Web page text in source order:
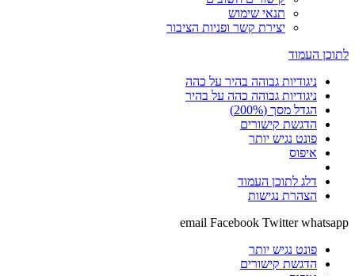
תנאי שימוש
יצירת קשר ופניות הציבור
לתוכן העמוד
ניגודיות גבוהה בהיר על כהה
ניגודיות גבוהה כהה על בהיר
הגדל מסך (200%)
הדגשת קישורים
פונט נגיש יותר
איפוס
דלג לתוכן העמוד
הצהרת נגישות
email Facebook Twitter whatsapp
פונט נגיש יותר
הדגשת קישורים